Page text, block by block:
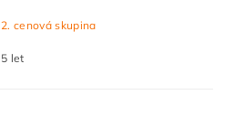
2. cenová skupina
5 let